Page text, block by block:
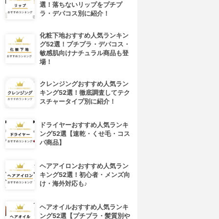
選！落ちないリップをプチプ
ラ・デパコス別に紹介！
化粧下地おすすめ人気ランキン
グ52選！プチプラ・デパコス・
敏感肌向けナチュラル商品も登
場！
クレンジングおすすめ人気ラン
キング52選！徹底調査してテク
スチャータイプ別に紹介！
ドライヤーおすすめ人気ランキ
ング52選【速乾・くせ毛・コス
パ商品】
ヘアアイロンおすすめ人気ラン
キング52選！初心者・メンズ向
け・海外対応も♪
ヘアオイルおすすめ人気ランキ
ング52選【プチプラ・髪質別や